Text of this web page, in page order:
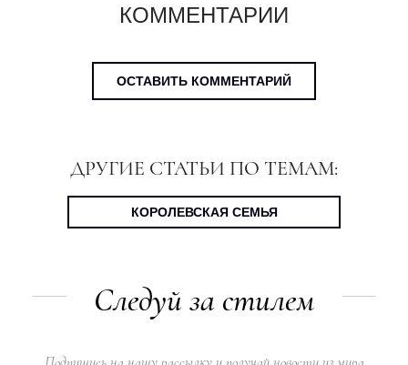
КОММЕНТАРИИ
ОСТАВИТЬ КОММЕНТАРИЙ
ДРУГИЕ СТАТЬИ ПО ТЕМАМ:
КОРОЛЕВСКАЯ СЕМЬЯ
Следуй за стилем